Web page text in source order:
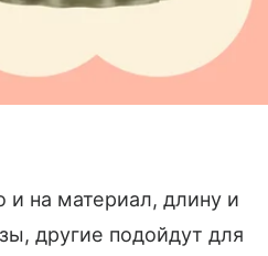
и на материал, длину и
другие подойдут для